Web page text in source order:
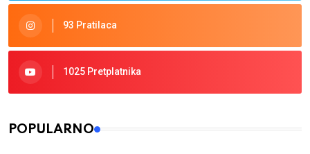
93 Pratilaca
1025 Pretplatnika
POPULARNO